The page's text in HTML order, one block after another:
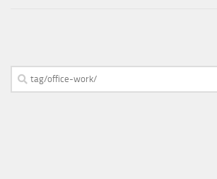
搜
索：